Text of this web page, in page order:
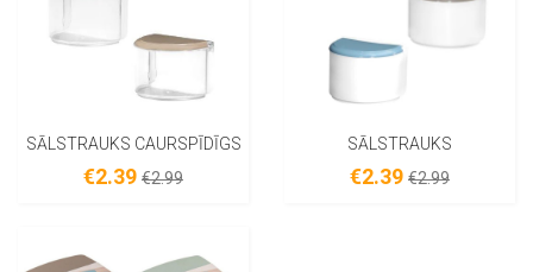
SĀLSTRAUKS CAURSPĪDĪGS
€2.39 €2.99
SĀLSTRAUKS
€2.39 €2.99